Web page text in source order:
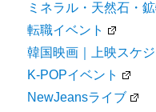
ミネラル・天然石・
転職イベント
韓国映画｜上映スケ
K-POPイベント
NewJeansライブ